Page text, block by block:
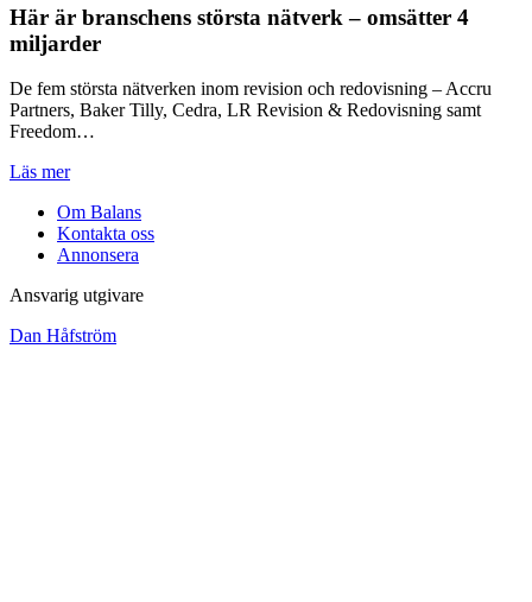
Här är branschens största nätverk – omsätter 4
miljarder
De fem största nätverken inom revision och redovisning – Accru
Partners, Baker Tilly, Cedra, LR Revision & Redovisning samt
Freedom…
Läs mer
Om Balans
Kontakta oss
Annonsera
Ansvarig utgivare
Dan Håfström